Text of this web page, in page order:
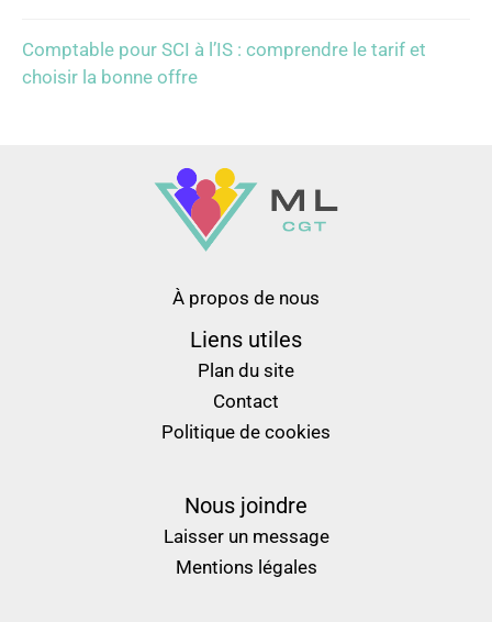
Comptable pour SCI à l’IS : comprendre le tarif et
choisir la bonne offre
À propos de nous
Liens utiles
Plan du site
Contact
Politique de cookies
Nous joindre
Laisser un message
Mentions légales